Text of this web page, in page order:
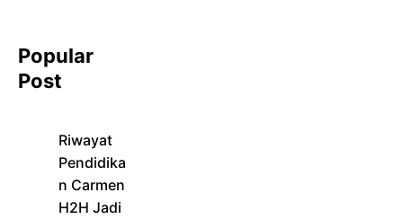
Popular
Post
Riwayat
Pendidika
n Carmen
H2H Jadi